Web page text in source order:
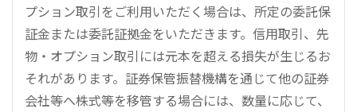
プション取引をご利用いただく場合は、所定の委託保
証金または委託証拠金をいただきます。信用取引、先
物・オプション取引には元本を超える損失が生じるお
それがあります。証券保管振替機構を通じて他の証券
会社等へ株式等を移管する場合には、数量に応じて、